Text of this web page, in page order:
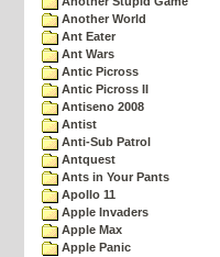
Another World
Ant Eater
Ant Wars
Antic Picross
Antic Picross II
Antiseno 2008
Antist
Anti-Sub Patrol
Antquest
Ants in Your Pants
Apollo 11
Apple Invaders
Apple Max
Apple Panic